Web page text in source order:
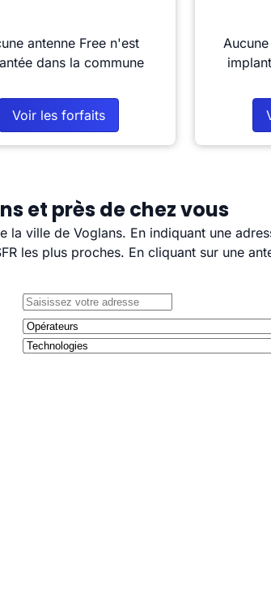
antenne Free n'est
dans la commune
Voir les forfaits
et près de chez vous
la ville de Voglans. En indiquant une
les plus proches. En cliquant sur une